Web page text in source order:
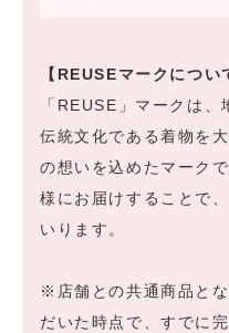
【REUSEマークについ
「REUSE」マークは
伝統文化である着物を
の想いを込めたマーク
様にお届けすることで
いります。
※店舗との共通商品と
だいた時点で、すでに